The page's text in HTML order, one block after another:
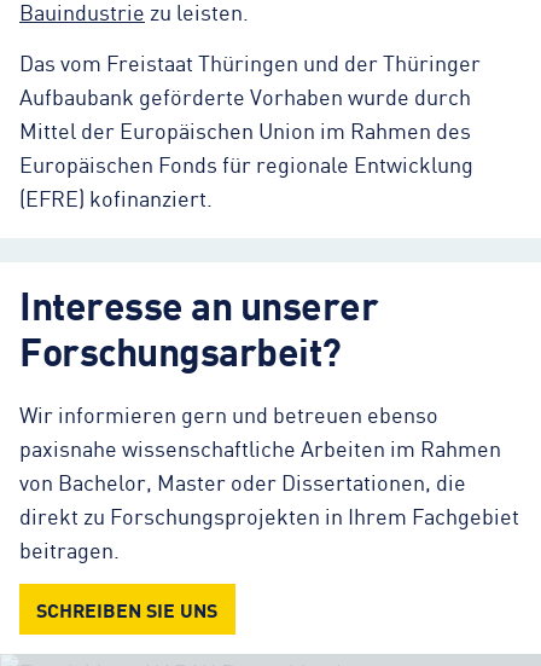
Bauindustrie zu leisten.
Das vom Freistaat Thüringen und der Thüringer
Aufbaubank geförderte Vorhaben wurde durch
Mittel der Europäischen Union im Rahmen des
Europäischen Fonds für regionale Entwicklung
(EFRE) kofinanziert.
Interesse an unserer
Forschungsarbeit?
Wir informieren gern und betreuen ebenso
paxisnahe wissenschaftliche Arbeiten im Rahmen
von Bachelor, Master oder Dissertationen, die
direkt zu Forschungsprojekten in Ihrem Fachgebiet
beitragen.
SCHREIBEN SIE UNS